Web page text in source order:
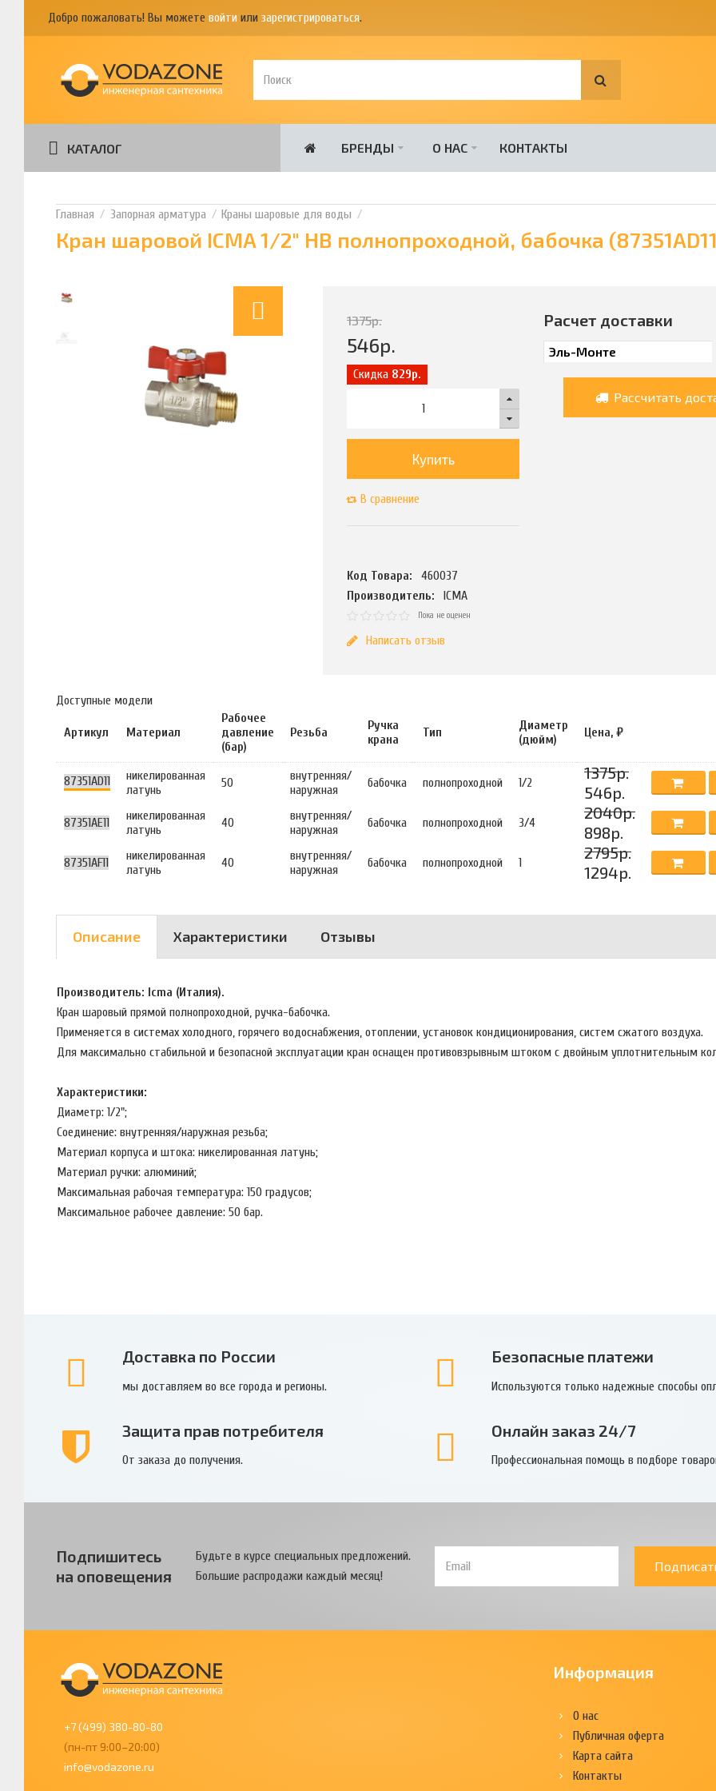
Добро пожаловать! Вы можете войти или зарегистрироваться.
КАТАЛОГ БРЕНДЫ О НАС КОНТАКТЫ
Запорная арматура Краны шаровые для воды
Кран шаровой ICMA 1/2" НВ полнопроходной, бабочка
1375р.
546р.
Скидка 829р.
Купить
В сравнение
Код Товара:
460037
Производитель:
ICMA
Пока не оценен
Написать отзыв
Расчет доставки
Рассчитать
Доступные модели
Артикул Материал
Рабочее
давление
(бар)
Резьба
Ручка
крана
Тип
Диаметр
(дюйм)
Цена, ₽
87351AD11
никелированная
латунь
50
внутренняя/
наружная
бабочка полнопроходной 1/2
1375р.
546р.
87351AE11
никелированная
латунь
40
внутренняя/
наружная
бабочка полнопроходной 3/4
2040р.
898р.
87351AF11
никелированная
латунь
40
внутренняя/
наружная
бабочка полнопроходной 1
2795р.
1294р.
Описание Характеристики Отзывы
Производитель: Icma (Италия).
Кран шаровый прямой полнопроходной, ручка-бабочка.
Применяется в системах холодного, горячего водоснабжения, отоплении, установок кондиционирования, систем сжатого воздуха.
Для максимально стабильной и безопасной эксплуатации кран оснащен противовзрывным штоком с двойным уплотнительным
Характеристики:
Диаметр: 1/2";
Соединение: внутренняя/наружная резьба;
Материал корпуса и штока: никелированная латунь;
Материал ручки: алюминий;
Максимальная рабочая температура: 150 градусов;
Максимальное рабочее давление: 50 бар.
Доставка по России
мы доставляем во все города и регионы.
Безопасные платежи
Используются только надежные способы
Защита прав потребителя
От заказа до получения.
Онлайн заказ 24/7
Профессиональная помощь в подборе
Подпишитесь
на оповещения
Будьте в курсе специальных предложений.
Большие распродажи каждый месяц!
+7 (499) 380-80-80
(пн-пт 9:00–20:00)
info@vodazone.ru
Информация
О нас
Публичная оферта
Карта сайта
Контакты